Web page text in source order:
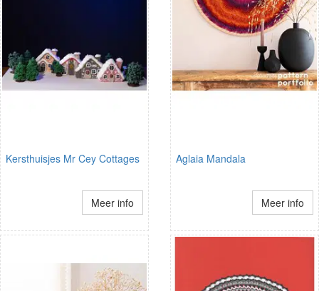
Kersthuisjes Mr Cey Cottages
Meer info
Aglaia Mandala
Meer info